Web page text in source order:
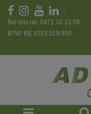
Bel ons nu: 0471 10 15 55
BTW: BE 1033.519.558